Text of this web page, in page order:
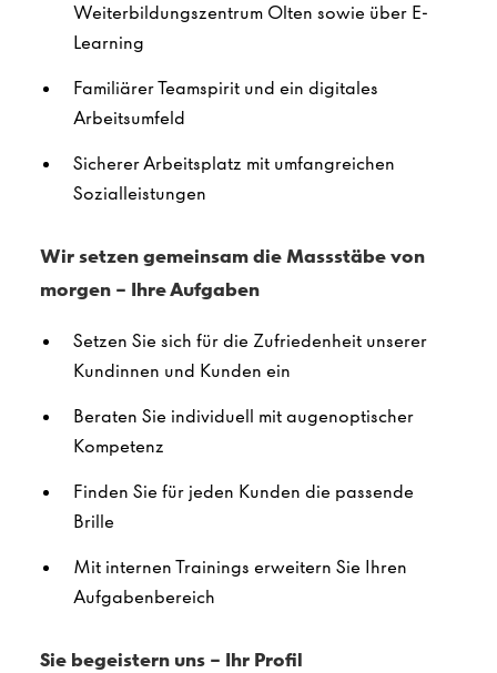
Weiterbildungszentrum Olten sowie über E-
Learning
Familiärer Teamspirit und ein digitales
Arbeitsumfeld
Sicherer Arbeitsplatz mit umfangreichen
Sozialleistungen
Wir setzen gemeinsam die Massstäbe von
morgen – Ihre Aufgaben
Setzen Sie sich für die Zufriedenheit unserer
Kundinnen und Kunden ein
Beraten Sie individuell mit augenoptischer
Kompetenz
Finden Sie für jeden Kunden die passende
Brille
Mit internen Trainings erweitern Sie Ihren
Aufgabenbereich
Sie begeistern uns – Ihr Profil